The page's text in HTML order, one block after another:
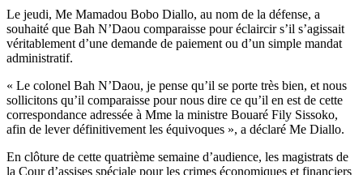
Le jeudi, Me Mamadou Bobo Diallo, au nom de la défense, a
souhaité que Bah N’Daou comparaisse pour éclaircir s’il s’agissait
véritablement d’une demande de paiement ou d’un simple mandat
administratif.
« Le colonel Bah N’Daou, je pense qu’il se porte très bien, et nous
sollicitons qu’il comparaisse pour nous dire ce qu’il en est de cette
correspondance adressée à Mme la ministre Bouaré Fily Sissoko,
afin de lever définitivement les équivoques », a déclaré Me Diallo.
En clôture de cette quatrième semaine d’audience, les magistrats de
la Cour d’assises spéciale pour les crimes économiques et financiers